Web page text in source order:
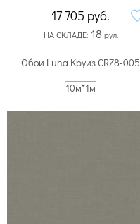
17 705 руб.
НА СКЛАДЕ: 18 рул.
Обои Luna Круиз CRZ8-005
10м*1м